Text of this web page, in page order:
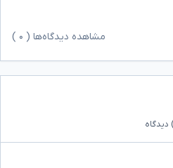
مشاهده دیدگاه‌ها ( ۰
دیدگاه